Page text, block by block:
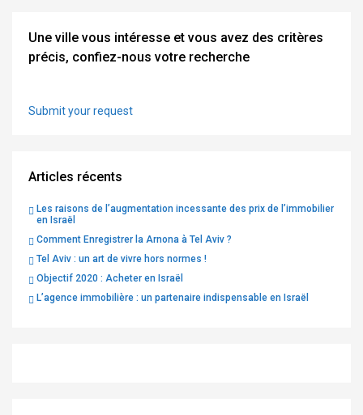
Une ville vous intéresse et vous avez des critères
précis, confiez-nous votre recherche
Submit your request
Articles récents
Les raisons de l’augmentation incessante des prix de l’immobilier
en Israël
Comment Enregistrer la Arnona à Tel Aviv ?
Tel Aviv : un art de vivre hors normes !
Objectif 2020 : Acheter en Israël
L’agence immobilière : un partenaire indispensable en Israël